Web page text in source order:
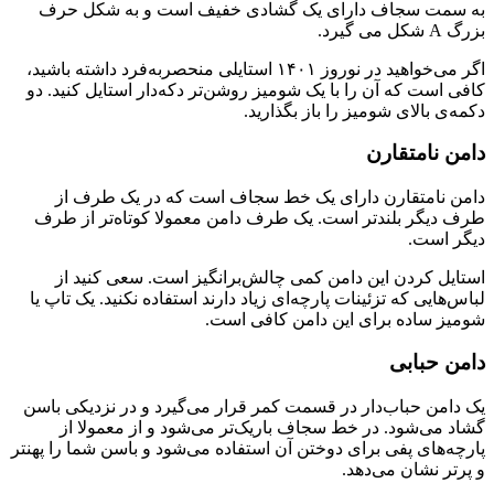
به سمت سجاف دارای یک گشادی خفیف است و به شکل حرف
بزرگ A شکل می گیرد.
اگر می‌خواهید در نوروز ۱۴۰۱ استایلی منحصر‌به‌فرد داشته باشید،
کافی است که آن را با یک شومیز روشن‌تر دکه‌دار استایل کنید. دو
دکمه‌ی بالای شومیز را باز بگذارید.
دامن نامتقارن
دامن نامتقارن دارای یک خط سجاف است که در یک طرف از
طرف دیگر بلندتر است. یک طرف دامن معمولا کوتاه‌تر از طرف
دیگر است.
استایل کردن این دامن کمی چالش‌برانگیز است. سعی کنید از
لباس‌هایی که تزئینات پارچه‌ای زیاد دارند استفاده نکنید. یک تاپ یا
شومیز ساده برای این دامن کافی است.
دامن حبابی
یک دامن حباب‌دار در قسمت کمر قرار می‌گیرد و در نزدیکی باسن
گشاد می‌­شود. در خط سجاف باریک‌تر می‌­شود و از معمولا از
پارچه‌های پفی برای دوختن آن استفاده می‌شود و باسن شما را پهنتر
و پرتر نشان می‌­دهد.